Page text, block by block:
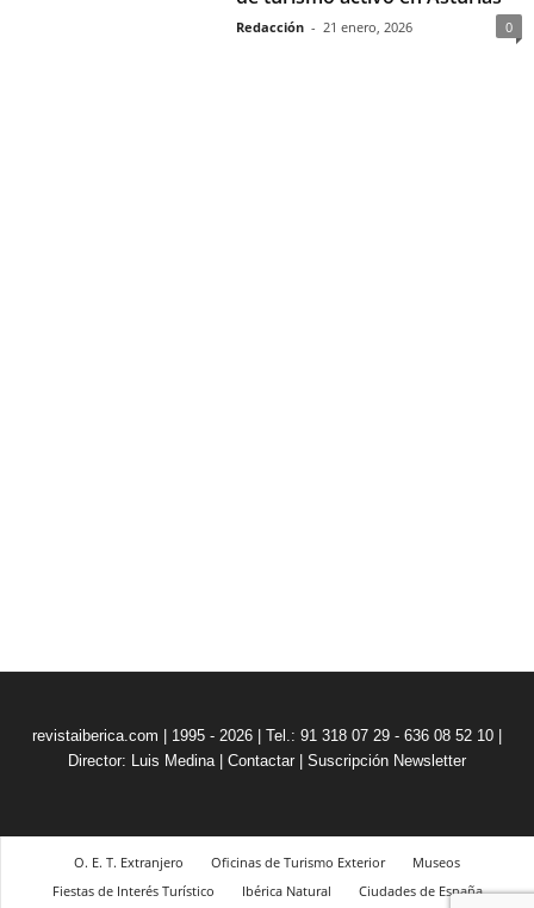
Redacción - 21 enero, 2026 0
revistaiberica.com | 1995 - 2026 | Tel.: 91 318 07 29 - 636 08 52 10 |
Director: Luis Medina| Contactar Suscripción Newsletter
O. E. T. Extranjero Oficinas de Turismo Exterior
Museos
Fiestas de Interés Turístico
Ibérica Natural Ciudades de España